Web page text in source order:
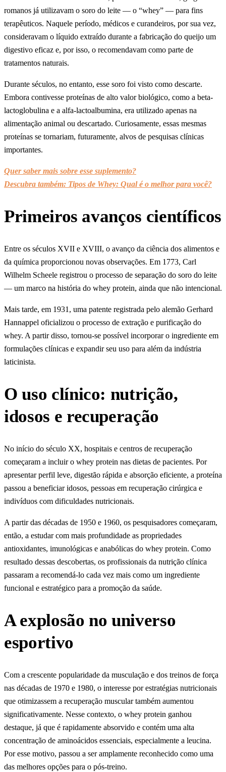
romanos já utilizavam o soro do leite — o “whey” — para fins
terapêuticos. Naquele período, médicos e curandeiros, por sua vez,
consideravam o líquido extraído durante a fabricação do queijo um
digestivo eficaz e, por isso, o recomendavam como parte de
tratamentos naturais.
Durante séculos, no entanto, esse soro foi visto como descarte.
Embora contivesse proteínas de alto valor biológico, como a beta-
lactoglobulina e a alfa-lactoalbumina, era utilizado apenas na
alimentação animal ou descartado. Curiosamente, essas mesmas
proteínas se tornariam, futuramente, alvos de pesquisas clínicas
importantes.
Quer saber mais sobre esse suplemento?
Descubra também: Tipos de Whey: Qual é o melhor para você?
Primeiros avanços científicos
Entre os séculos XVII e XVIII, o avanço da ciência dos alimentos e
da química proporcionou novas observações. Em 1773, Carl
Wilhelm Scheele registrou o processo de separação do soro do leite
— um marco na história do whey protein, ainda que não intencional.
Mais tarde, em 1931, uma patente registrada pelo alemão Gerhard
Hannappel oficializou o processo de extração e purificação do
whey. A partir disso, tornou-se possível incorporar o ingrediente em
formulações clínicas e expandir seu uso para além da indústria
laticinista.
O uso clínico: nutrição,
idosos e recuperação
No início do século XX, hospitais e centros de recuperação
começaram a incluir o whey protein nas dietas de pacientes. Por
apresentar perfil leve, digestão rápida e absorção eficiente, a proteína
passou a beneficiar idosos, pessoas em recuperação cirúrgica e
indivíduos com dificuldades nutricionais.
A partir das décadas de 1950 e 1960, os pesquisadores começaram,
então, a estudar com mais profundidade as propriedades
antioxidantes, imunológicas e anabólicas do whey protein. Como
resultado dessas descobertas, os profissionais da nutrição clínica
passaram a recomendá-lo cada vez mais como um ingrediente
funcional e estratégico para a promoção da saúde.
A explosão no universo
esportivo
Com a crescente popularidade da musculação e dos treinos de força
nas décadas de 1970 e 1980, o interesse por estratégias nutricionais
que otimizassem a recuperação muscular também aumentou
significativamente. Nesse contexto, o whey protein ganhou
destaque, já que é rapidamente absorvido e contém uma alta
concentração de aminoácidos essenciais, especialmente a leucina.
Por esse motivo, passou a ser amplamente reconhecido como uma
das melhores opções para o pós-treino.